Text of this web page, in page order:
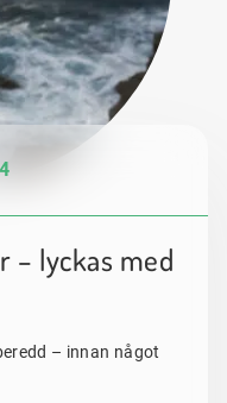
– lyckas med
– innan något